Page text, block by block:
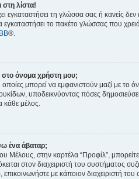
λίστα!
εγκαταστήσει τη γλώσσα σας ή
το πακέτο γλώσσας που
®.
στο όνομα χρήστη μου;
μπορεί να εμφανιστούν μαζί με το
υποδεικνύοντας πόσες
μέλος.
ένα άβαταρ;
Μέλους, στην καρτέλα “Προφίλ”,
στον διαχειριστή του συστήματος
με κάποιον διαχειριστή